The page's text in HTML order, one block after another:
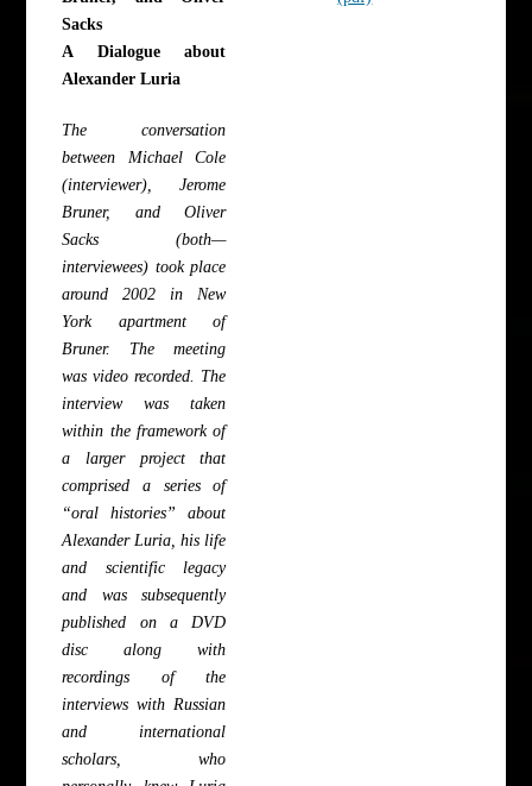
Sacks
A Dialogue about
Alexander Luria
The conversation
between Michael Cole
(interviewer), Jerome
Bruner, and Oliver
Sacks (both—
interviewees) took place
around 2002 in New
York apartment of
Bruner. The meeting
was video recorded. The
interview was taken
within the framework of
a larger project that
comprised a series of
“oral histories” about
Alexander Luria, his life
and scientific legacy
and was subsequently
published on a DVD
disc along with
recordings of the
interviews with Russian
and international
scholars, who